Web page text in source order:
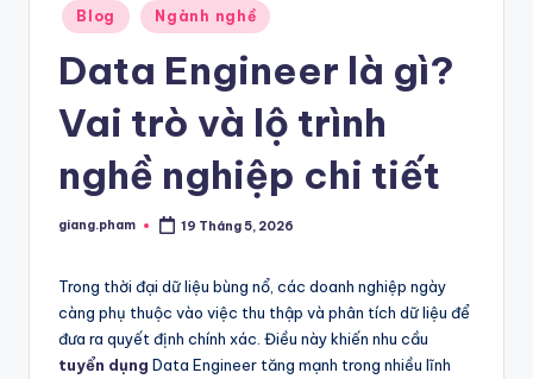
Posted
in
Blog Ngành nghề
Data Engineer là gì?
Vai trò và lộ trình
nghề nghiệp chi tiết
Posted
giang.pham 19 Tháng 5, 2026
Trong thời đại dữ liệu bùng nổ, các doanh nghiệp ngày
càng phụ thuộc vào việc thu thập và phân tích dữ liệu để
đưa ra quyết định chính xác. Điều này khiến nhu cầu
tuyển dụng Data Engineer tăng mạnh trong nhiều lĩnh